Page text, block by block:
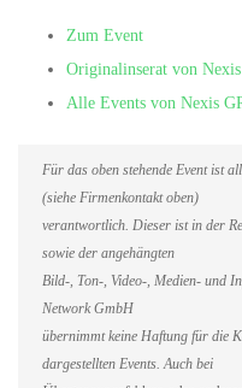
Zum Event
Originalinserat von
Alle Events von Nexis
Für das oben stehende Event ist
(siehe Firmenkontakt oben)
verantwortlich. Dieser ist in der
sowie der angehängten
Bild-, Ton-, Video-, Medien- und
Network GmbH
übernimmt keine Haftung für die
dargestellten Events. Auch bei